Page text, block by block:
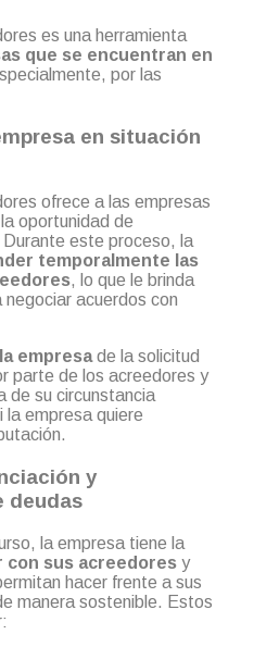
es una herramienta
que se encuentran en
por las
en situación
ofrece a las empresas
oportunidad de
este proceso, la
temporalmente las
, lo que le brinda
acuerdos con
empresade la solicitud
parte de los acreedores y
de su circunstancia
la empresa quiere
y
deudas
la empresa tiene la
con sus acreedores y
hacer frente a sus
manera sostenible. Estos